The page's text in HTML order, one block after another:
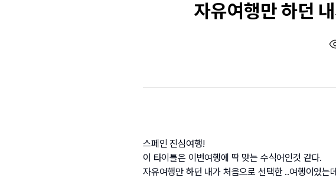
자유여행만 하던
스페인 진심여행!
이 타이틀은 이번여행에 딱 맞는 수식어인것 같다.
자유여행만 하던 내가 처음으로 선택한 ..여행이었는